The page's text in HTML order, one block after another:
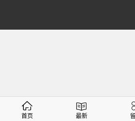
首页 最新